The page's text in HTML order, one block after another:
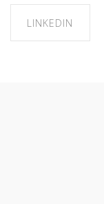
LINKEDIN